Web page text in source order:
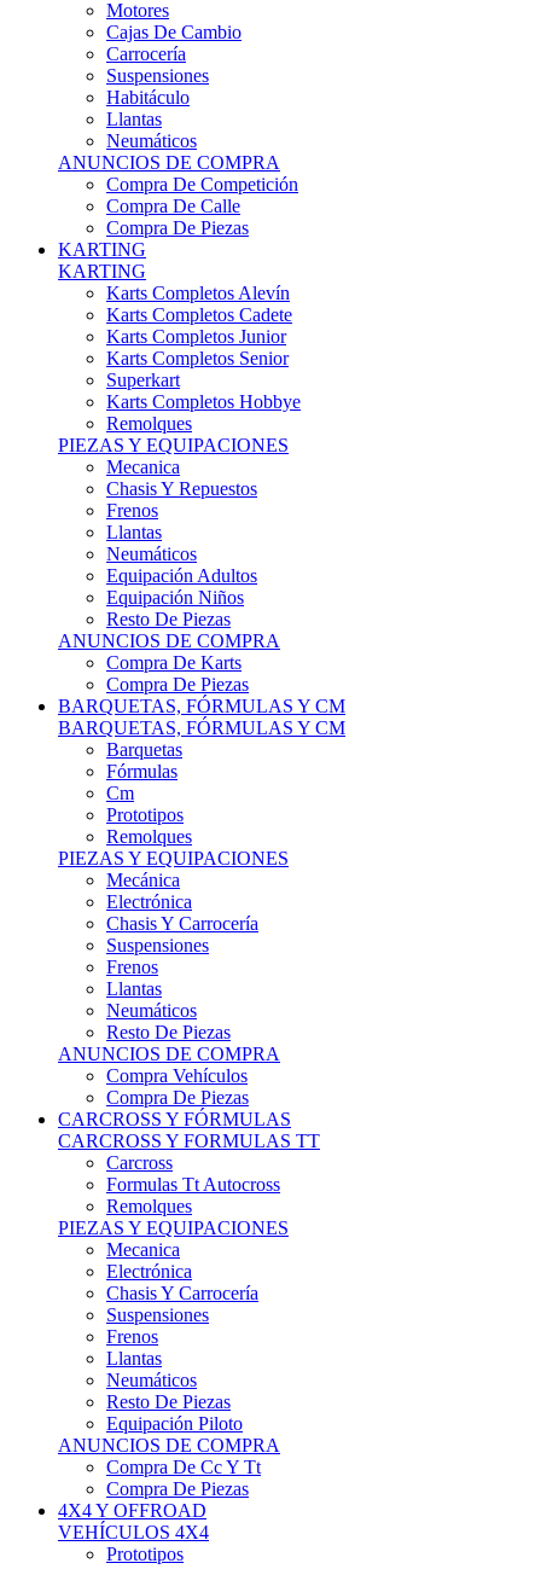
Karts Completos Junior
Karts Completos Senior
Superkart
Karts Completos Hobbye
Remolques
PIEZAS Y EQUIPACIONES
Mecanica
Chasis Y Repuestos
Frenos
Llantas
Neumáticos
Equipación Adultos
Equipación Niños
Resto De Piezas
ANUNCIOS DE COMPRA
Compra De Karts
Compra De Piezas
BARQUETAS, FÓRMULAS Y CM
BARQUETAS, FÓRMULAS Y CM
Barquetas
Fórmulas
Cm
Prototipos
Remolques
PIEZAS Y EQUIPACIONES
Mecánica
Electrónica
Chasis Y Carrocería
Suspensiones
Frenos
Llantas
Neumáticos
Resto De Piezas
ANUNCIOS DE COMPRA
Compra Vehículos
Compra De Piezas
CARCROSS Y FÓRMULAS
CARCROSS Y FORMULAS TT
Carcross
Formulas Tt Autocross
Remolques
PIEZAS Y EQUIPACIONES
Mecanica
Electrónica
Chasis Y Carrocería
Suspensiones
Frenos
Llantas
Neumáticos
Resto De Piezas
Equipación Piloto
ANUNCIOS DE COMPRA
Compra De Cc Y Tt
Compra De Piezas
4X4 Y OFFROAD
VEHÍCULOS 4X4
Prototipos
Venta De Side By Side
Quads Y Buggys
4x4 De Calle
PIEZAS PARA 4X4
Mecánica
Carrocería
Suspensiones
Llantas
Neumáticos
ANUNCIOS DE COMPRA
Compra De 4x4
Compra De Piezas
MOTOS
MOTOS
Motos De Circuito